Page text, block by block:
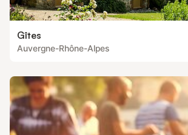
Gîtes
Auvergne-Rhône-Alpes